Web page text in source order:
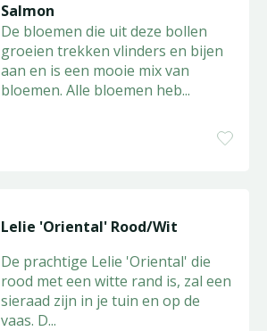
Salmon
De bloemen die uit deze bollen
groeien trekken vlinders en bijen
aan en is een mooie mix van
bloemen. Alle bloemen heb...
Lelie 'Oriental' Rood/Wit
De prachtige Lelie 'Oriental' die
rood met een witte rand is, zal een
sieraad zijn in je tuin en op de
vaas. D...